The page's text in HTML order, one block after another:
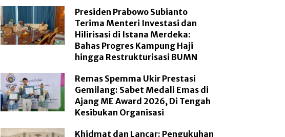
Presiden Prabowo Subianto
Terima Menteri Investasi dan
Hilirisasi di Istana Merdeka:
Bahas Progres Kampung Haji
hingga Restrukturisasi BUMN
Remas Spemma Ukir Prestasi
Gemilang: Sabet Medali Emas di
Ajang ME Award 2026, Di Tengah
Kesibukan Organisasi
Khidmat dan Lancar: Pengukuhan